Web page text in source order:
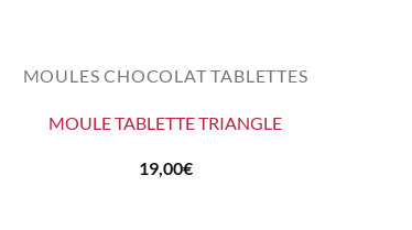
MOULES CHOCOLAT TABLETTES
MOULE TABLETTE TRIANGLE
19,00€